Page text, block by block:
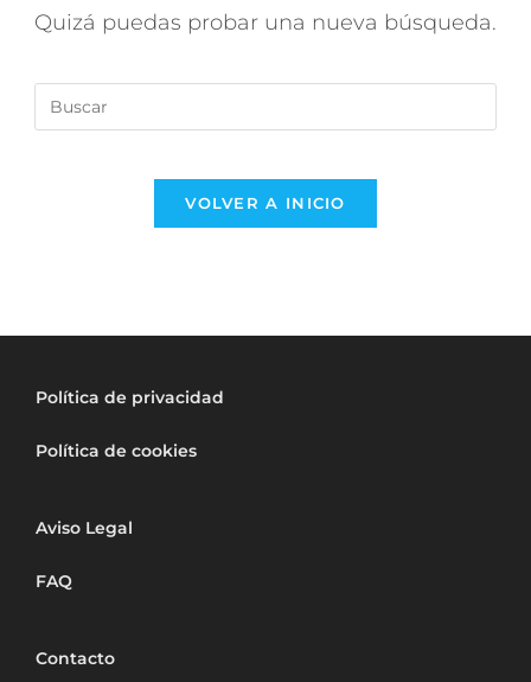
Quizá puedas probar una nueva búsqueda.
VOLVER A INICIO
Política de privacidad
Política de cookies
Aviso Legal
FAQ
Contacto